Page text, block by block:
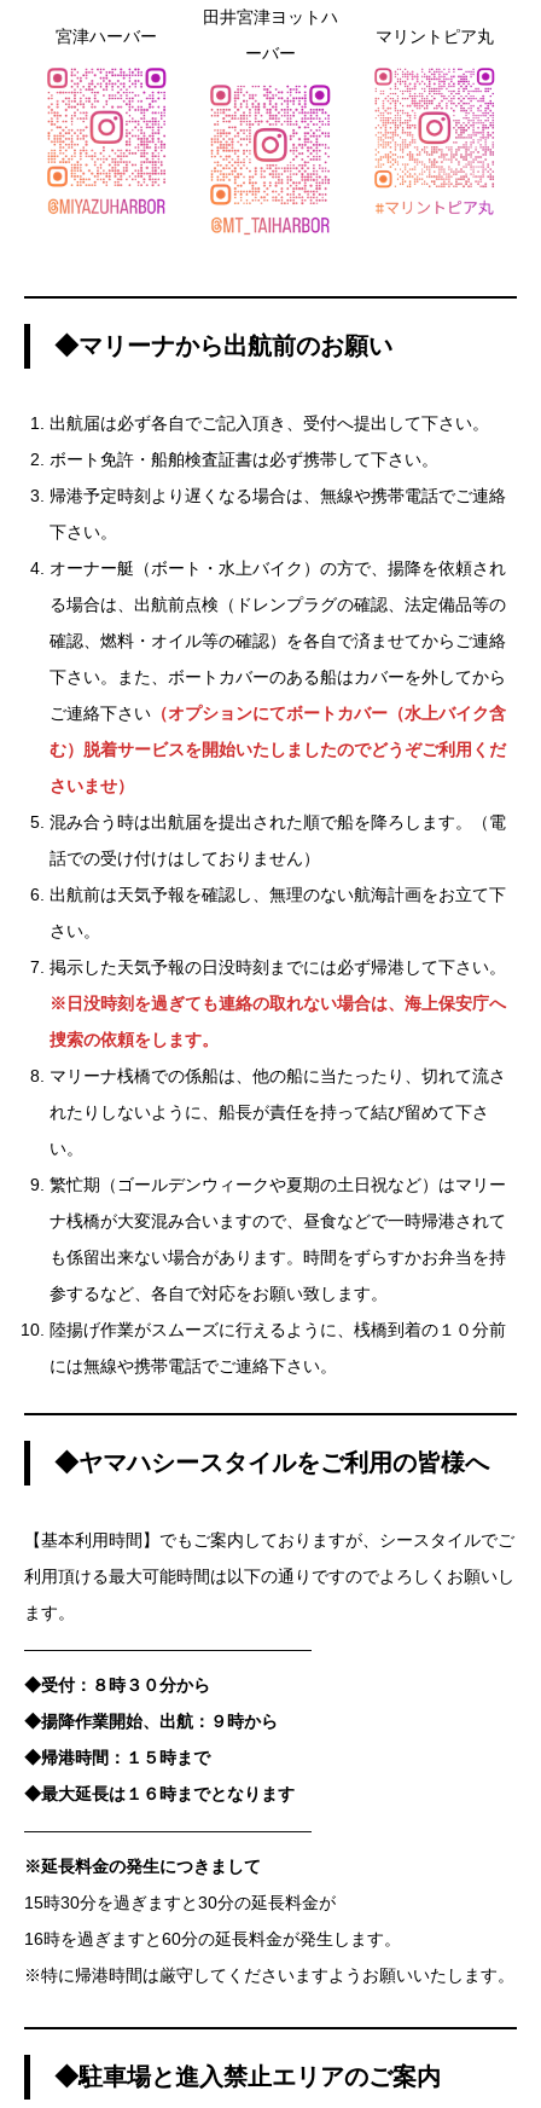
宮津ハーバー
田井宮津ヨットハ
ーバー
マリントピア丸
◆マリーナから出航前のお願い
出航届は必ず各自でご記入頂き、受付へ提出して下さい。
ボート免許・船舶検査証書は必ず携帯して下さい。
帰港予定時刻より遅くなる場合は、無線や携帯電話でご連絡
下さい。
オーナー艇（ボート・水上バイク）の方で、揚降を依頼され
る場合は、出航前点検（ドレンプラグの確認、法定備品等の
確認、燃料・オイル等の確認）を各自で済ませてからご連絡
下さい。また、ボートカバーのある船はカバーを外してから
ご連絡下さい （オプションにてボートカバー（水上バイク含
む）脱着サービスを開始いたしましたのでどうぞご利用くだ
さいませ）
混み合う時は出航届を提出された順で船を降ろします。（電
話での受け付けはしておりません）
出航前は天気予報を確認し、無理のない航海計画をお立て下
さい。
掲示した天気予報の日没時刻までには必ず帰港して下さい。
※日没時刻を過ぎても連絡の取れない場合は、海上保安庁へ
捜索の依頼をします。
マリーナ桟橋での係船は、他の船に当たったり、切れて流さ
れたりしないように、船長が責任を持って結び留めて下さ
い。
繁忙期（ゴールデンウィークや夏期の土日祝など）はマリー
ナ桟橋が大変混み合いますので、昼食などで一時帰港されて
も係留出来ない場合があります。時間をずらすかお弁当を持
参するなど、各自で対応をお願い致します。
陸揚げ作業がスムーズに行えるように、桟橋到着の１０分前
には無線や携帯電話でご連絡下さい。
◆ヤマハシースタイルをご利用の皆様へ
【基本利用時間】でもご案内しておりますが、シースタイルでご
利用頂ける最大可能時間は以下の通りですのでよろしくお願いし
ます。
—————————————————
◆受付：８時３０分から
◆揚降作業開始、出航：９時から
◆帰港時間：１５時まで
◆最大延長は１６時までとなります
—————————————————
※延長料金の発生につきまして
15時30分を過ぎますと30分の延長料金が
16時を過ぎますと60分の延長料金が発生します。
※特に帰港時間は厳守してくださいますようお願いいたします。
◆駐車場と進入禁止エリアのご案内